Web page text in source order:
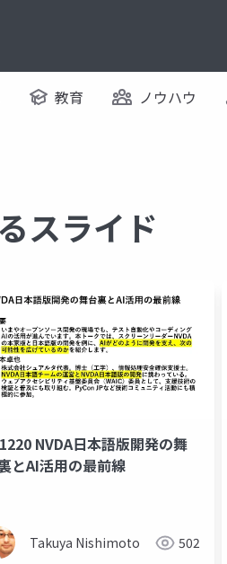
教育 ノウハウ
スライド
NVDA日本語版開発の舞
とAI活用の最前線
Takuya Nishimoto 502